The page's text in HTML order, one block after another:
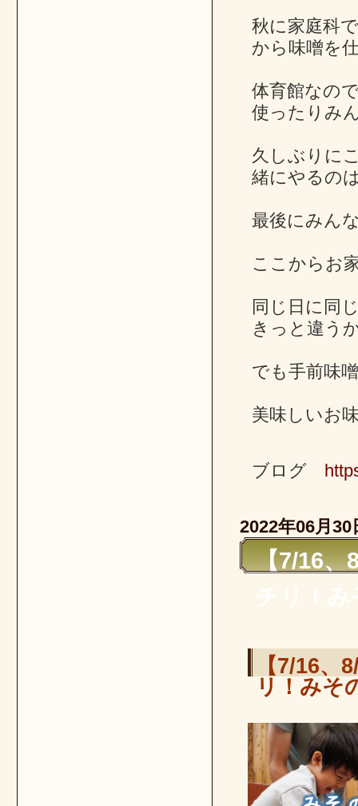
秋に家庭科
から味噌を
体育館なの
使ったりみ
久しぶりに
緒にやるの
最後にみん
ここからお
同じ日に同
きっと違う
でも手前味
美味しいお
ブログ
2022年06月30
【7/16、
【7/16、
リ！みそ